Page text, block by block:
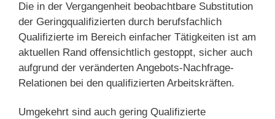
Die in der Vergangenheit beobachtbare Substitution
der Geringqualifizierten durch berufsfachlich
Qualifizierte im Bereich einfacher Tätigkeiten ist am
aktuellen Rand offensichtlich gestoppt, sicher auch
aufgrund der veränderten Angebots-Nachfrage-
Relationen bei den qualifizierten Arbeitskräften.
Umgekehrt sind auch gering Qualifizierte